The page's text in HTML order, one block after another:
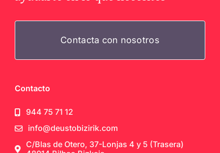
Contacta con nosotros
Contacto
944 75 71 12
info@deustobizirik.com
C/Blas de Otero, 37-Lonjas 4 y 5 (Trasera)